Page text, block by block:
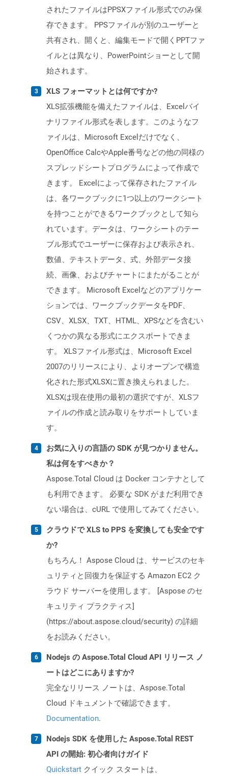
されたファイルはPPSXファイル形式でのみ保
存できます。 PPSファイルが別のユーザーと
共有され、開くと、編集モードで開くPPTファ
イルとは異なり、PowerPointショーとして開
始されます。
XLS フォーマットとは何ですか?
XLS拡張機能を備えたファイルは、Excelバイ
ナリファイル形式を表します。このようなフ
ァイルは、Microsoft Excelだけでなく、
OpenOffice CalcやApple番号などの他の同様の
スプレッドシートプログラムによって作成で
きます。 Excelによって保存されたファイル
は、各ワークブックに1つ以上のワークシート
を持つことができるワークブックとして知ら
れています。データは、ワークシートのテー
ブル形式でユーザーに保存および表示され、
数値、テキストデータ、式、外部データ接
続、画像、およびチャートにまたがることが
できます。 Microsoft Excelなどのアプリケー
ションでは、ワークブックデータをPDF、
CSV、XLSX、TXT、HTML、XPSなどを含むい
くつかの異なる形式にエクスポートできま
す。 XLSファイル形式は、Microsoft Excel
2007のリリースにより、よりオープンで構造
化された形式XLSXに置き換えられました。
XLSXは現在使用の最初の選択ですが、XLSフ
ァイルの作成と読み取りをサポートしていま
す。
お気に入りの言語の SDK が見つかりません。
私は何をすべきか？
Aspose.Total Cloud は Docker コンテナとして
も利用できます。 必要な SDK がまだ利用でき
ない場合は、cURL で使用してみてください。
クラウドで XLS to PPS を変換しても安全です
か?
もちろん！ Aspose Cloud は、サービスのセキ
ュリティと回復力を保証する Amazon EC2 ク
ラウド サーバーを使用します。 [Aspose のセ
キュリティ プラクティス]
(https://about.aspose.cloud/security) の詳細
をお読みください。
Nodejs の Aspose.Total Cloud API リリース ノ
ートはどこにありますか?
完全なリリース ノートは、Aspose.Total
Cloud ドキュメントで確認できます。
Documentation.
Nodejs SDK を使用した Aspose.Total REST
API の開始: 初心者向けガイド
Quickstart クイック スタートは、